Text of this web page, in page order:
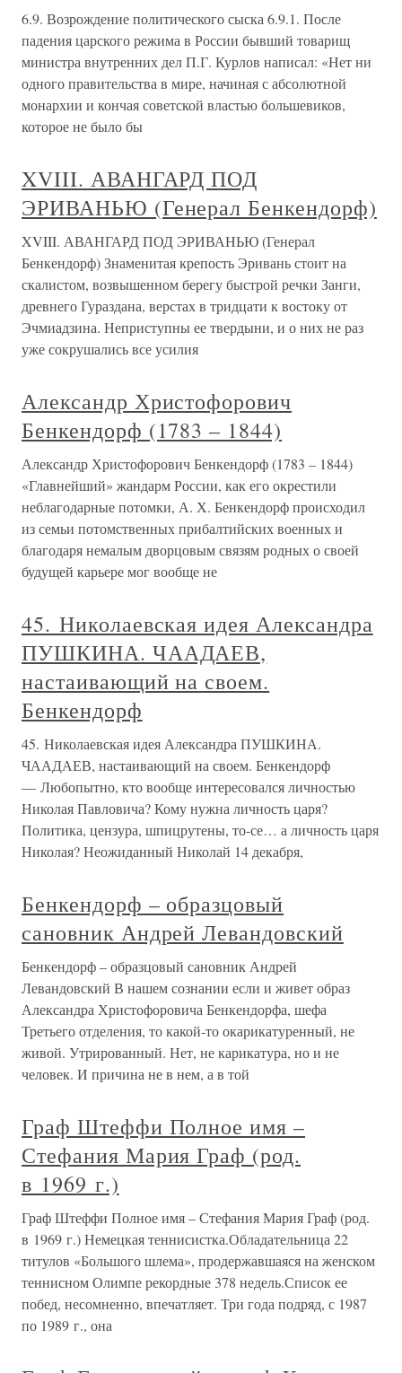
6.9. Возрождение политического сыска 6.9.1. После
падения царского режима в России бывший товарищ
министра внутренних дел П.Г. Курлов написал: «Нет ни
одного правительства в мире, начиная с абсолютной
монархии и кончая советской властью большевиков,
которое не было бы
XVIII. АВАНГАРД ПОД
ЭРИВАНЬЮ (Генерал Бенкендорф)
XVIII. АВАНГАРД ПОД ЭРИВАНЬЮ (Генерал
Бенкендорф) Знаменитая крепость Эривань стоит на
скалистом, возвышенном берегу быстрой речки Занги,
древнего Гураздана, верстах в тридцати к востоку от
Эчмиадзина. Неприступны ее твердыни, и о них не раз
уже сокрушались все усилия
Александр Христофорович
Бенкендорф (1783 – 1844)
Александр Христофорович Бенкендорф (1783 – 1844)
«Главнейший» жандарм России, как его окрестили
неблагодарные потомки, А. Х. Бенкендорф происходил
из семьи потомственных прибалтийских военных и
благодаря немалым дворцовым связям родных о своей
будущей карьере мог вообще не
45. Николаевская идея Александра
ПУШКИНА. ЧААДАЕВ,
настаивающий на своем.
Бенкендорф
45. Николаевская идея Александра ПУШКИНА.
ЧААДАЕВ, настаивающий на своем. Бенкендорф
— Любопытно, кто вообще интересовался личностью
Николая Павловича? Кому нужна личность царя?
Политика, цензура, шпицрутены, то-се… а личность царя
Николая? Неожиданный Николай 14 декабря,
Бенкендорф – образцовый
сановник Андрей Левандовский
Бенкендорф – образцовый сановник Андрей
Левандовский В нашем сознании если и живет образ
Александра Христофоровича Бенкендорфа, шефа
Третьего отделения, то какой-то окарикатуренный, не
живой. Утрированный. Нет, не карикатура, но и не
человек. И причина не в нем, а в той
Граф Штеффи Полное имя –
Стефания Мария Граф (род.
в 1969 г.)
Граф Штеффи Полное имя – Стефания Мария Граф (род.
в 1969 г.) Немецкая теннисистка.Обладательница 22
титулов «Большого шлема», продержавшаяся на женском
теннисном Олимпе рекордные 378 недель.Список ее
побед, несомненно, впечатляет. Три года подряд, с 1987
по 1989 г., она